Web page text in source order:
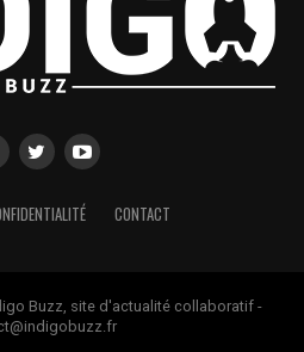
CONTACT
Buzz, site d'actualité collaboratif -